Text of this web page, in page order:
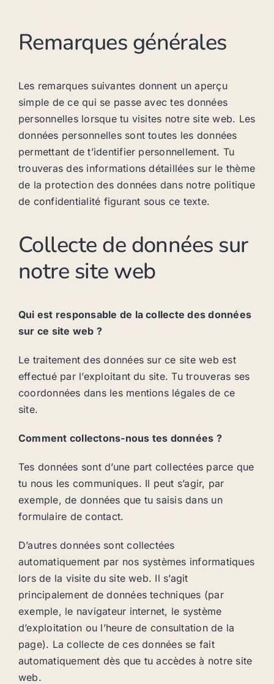
Remarques générales
Les remarques suivantes donnent un aperçu
simple de ce qui se passe avec tes données
personnelles lorsque tu visites notre site web. Les
données personnelles sont toutes les données
permettant de t’identifier personnellement. Tu
trouveras des informations détaillées sur le thème
de la protection des données dans notre politique
de confidentialité figurant sous ce texte.
Collecte de données sur
notre site web
Qui est responsable de la collecte des données
sur ce site web ?
Le traitement des données sur ce site web est
effectué par l’exploitant du site. Tu trouveras ses
coordonnées dans les mentions légales de ce
site.
Comment collectons-nous tes données ?
Tes données sont d’une part collectées parce que
tu nous les communiques. Il peut s’agir, par
exemple, de données que tu saisis dans un
formulaire de contact.
D’autres données sont collectées
automatiquement par nos systèmes informatiques
lors de la visite du site web. Il s’agit
principalement de données techniques (par
exemple, le navigateur internet, le système
d’exploitation ou l’heure de consultation de la
page). La collecte de ces données se fait
automatiquement dès que tu accèdes à notre site
web.